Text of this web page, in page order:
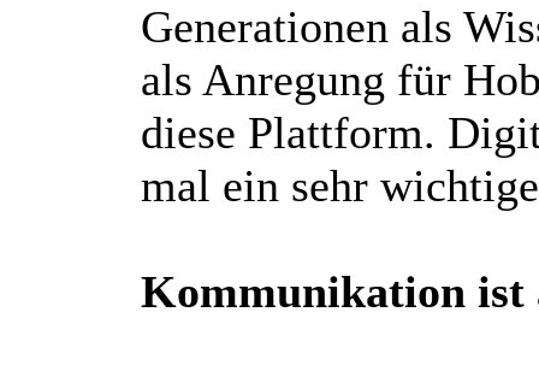
Generationen als
als Anregung für
diese Plattform.
mal ein sehr
Kommunikation ist